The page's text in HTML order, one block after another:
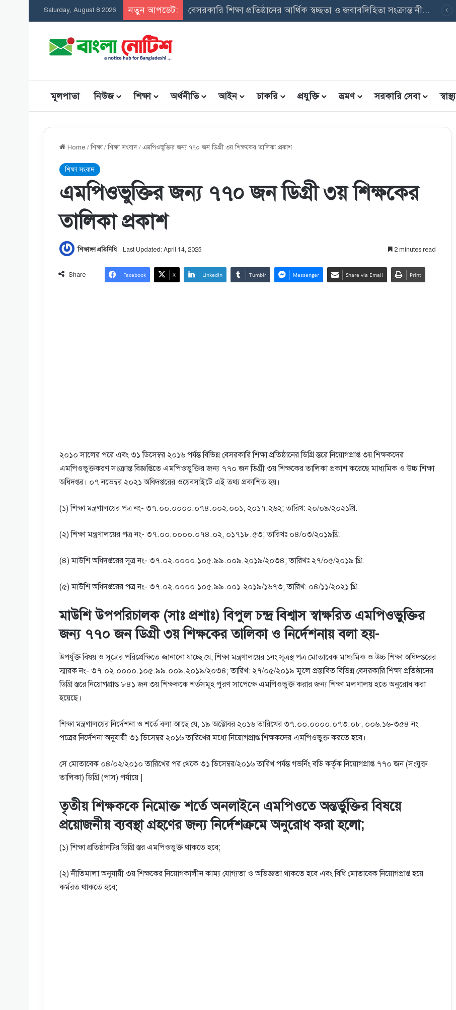
Saturday, August 8 2026 নতুন আপডেট: সমন্বিত উপবৃত্তি তথ্য ফরম: শিক্ষার্থীদের তথ্য এন্ট্রি ফরম PDF ডাউনলোড
মূলপাতা নিউজ শিক্ষা অর্থনীতি আইন চাকরি প্রযুক্তি ভ্রমণ সরকারি সেবা স্বাস্থ্য
Home /শিক্ষা/শিক্ষা সংবাদ/এমপিওভুক্তির জন্য ৭৭০ জন ডিগ্রী ৩য় শিক্ষকের তালিকা প্রকাশ
শিক্ষা সংবাদ
এমপিওভুক্তির জন্য ৭৭০ জন ডিগ্রী ৩য় শিক্ষকের
তালিকা প্রকাশ
শিক্ষাঙ্গণ প্রতিনিধি Last Updated: April 14, 2025 2 minutes read
Share Facebook X LinkedIn Tumblr Messenger Share via Email Print
২০১০ সালের পরে এবং ৩১ ডিসেম্বর ২০১৬ পর্যন্ত বিভিন্ন বেসরকারি শিক্ষা প্রতিষ্ঠানের ডিগ্রি স্তরে নিয়োগপ্রাপ্ত ৩য় শিক্ষকদের
এমপিওভুক্তকরণ সংক্রান্ত বিজ্ঞপ্তিতে এমপিওভুক্তির জন্য ৭৭০ জন ডিগ্রী ৩য় শিক্ষকের তালিকা প্রকাশ করেছে মাধ্যমিক ও উচ্চ শিক্ষা
অধিদপ্তর। ০৭ নভেম্বর ২০২১ অধিদপ্তরের ওয়েবসাইটে এই তথ্য প্রকাশিত হয়।
(১) শিক্ষা মন্ত্রণালয়ের পত্র নং- ৩৭.০০.০০০০.০৭৪.০০২.০০১, ২০১৭.২৬২; তারিখ: ২০/০৯/২০২১খ্রি.
(২) শিক্ষা মন্ত্রণালয়ের পত্র নং- ৩৭.০০.০০০০.০৭৪.০২, ০১৭১৮.৫৩; তারিখঃ ০৪/০৩/২০১৯খ্রি.
(৪) মাউশি অধিদপ্তরের সূত্র নং- ৩৭.০২.০০০০.১০৫.৯৯.০০৯.২০১৯/২০৩৪; তারিখঃ ২৭/০৫/২০১৯ খ্রি.
(৫) মাউশি অধিদপ্তরের পত্র নং- ৩৭.০২.০০০০.১০৫.৯৯.০০১.২০১৯/১৬৭৩; তারিখ: ০৪/১১/২০২১ খ্রি.
মাউশি উপপরিচালক (সাঃ প্রশাঃ) বিপুল চন্দ্র বিশ্বাস স্বাক্ষরিত এমপিওভুক্তির
জন্য ৭৭০ জন ডিগ্রী ৩য় শিক্ষকের তালিকা ও নির্দেশনায় বলা হয়-
উপর্যুক্ত বিষয় ও সূত্রের পরিপ্রেক্ষিতে জানানাে যাচ্ছে যে, শিক্ষা মন্ত্রণালয়ের ১নং সূত্রস্থ পত্র মােতাবেক মাধ্যমিক ও উচ্চ শিক্ষা অধিদপ্তরের
স্মারক নং- ৩৭.০২.০০০০.১০৫.৯৯.০০৯.২০১৯/২০৩৪; তারিখ: ২৭/০৫/২০১৯ মুলে প্রস্তাবিত বিভিন্ন বেসরকারি শিক্ষা প্রতিষ্ঠানের
ডিগ্রি স্তরে নিয়ােগপ্রাপ্ত ৮৪১ জন ৩য় শিক্ষককে শর্তসমূহ পুরণ সাপেক্ষে এমপিওভুক্ত করার জন্য শিক্ষা মলণালয় হতে অনুরােধ করা
হয়েছে।
শিক্ষা মন্ত্রণালয়ের নির্দেশনা ও শর্তে বলা আছে যে, ১৯ অক্টোবর ২০১৬ তারিখের ৩৭.০০.০০০০.০৭৩.০৮, ০০৬.১৬-৩৫৪ নং
পত্রের নির্দেশনা অনুযায়ী ৩১ ডিসেম্বর ২০১৬ তারিখের মধ্যে নিয়ােগপ্রাপ্ত শিক্ষকদের এমপিওভুক্ত করতে হবে।
সে মােতাবেক ০৪/০২/২০১০ তারিখের পর থেকে ৩১ ডিসেম্বর/২০১৬ তারিখ পর্যন্ত গভর্নিং বডি কর্তৃক নিয়ােগপ্রাপ্ত ৭৭০ জন (সংযুক্ত
তালিকা) ডিগ্রি (পাস) পর্যায়ে |
তৃতীয় শিক্ষককে নিমােক্ত শর্তে অনলাইনে এমপিওতে অন্তর্ভুক্তির বিষয়ে
প্রয়ােজনীয় ব্যবস্থা গ্রহণের জন্য নির্দেশক্রমে অনুরােধ করা হলাে;
(১) শিক্ষা প্রতিষ্ঠানটির ডিগ্রি স্তর এমপিওভুক্ত থাকতে হবে;
(২) নীতিমালা অনুযায়ী ৩য় শিক্ষকের নিয়ােগকালীন কাম্য যােগ্যতা ও অভিজ্ঞতা থাকতে হবে এবং বিধি মােতাবেক নিয়ােগপ্রাপ্ত হয়ে
কর্মরত থাকতে হবে;